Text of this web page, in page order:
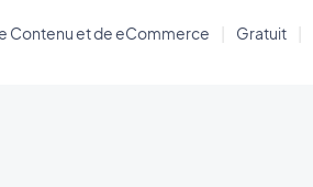
Contenu et de eCommerce Gratuit